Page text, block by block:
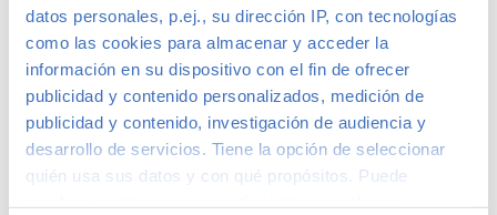
datos personales, p.ej., su dirección IP, con tecnologías
como las cookies para almacenar y acceder la
información en su dispositivo con el fin de ofrecer
publicidad y contenido personalizados, medición de
publicidad y contenido, investigación de audiencia y
desarrollo de servicios. Tiene la opción de seleccionar
quién usa sus datos y con qué propósitos. Puede
Calidad Canalcar
Compra con total tranquilidad, sólo 1 de cada 4 coches
acaba siendo un coche Canalcar. Saber más